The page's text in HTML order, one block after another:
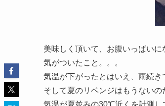
美味しく頂いて、お腹いっぱいに
気がついたこと。。。
気温が下がったとはいえ、雨続き
そして夏のリベンジはもうない
気温が夏並みの30℃近くを計測し